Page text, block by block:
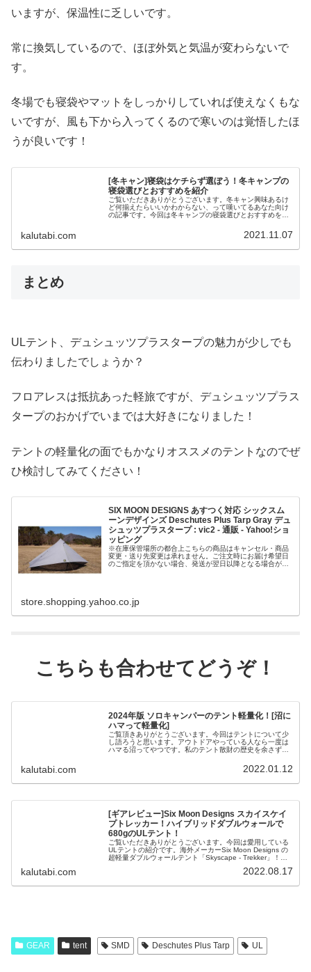
いますが、保温性に乏しいです。
常に換気しているので、ほぼ外気と気温が変わらないで
す。
冬場でも寝袋やマットをしっかりしていれば使えなくもな
いですが、風も下から入ってくるので寒いのは覚悟したほ
うが良いです！
[冬キャン]寝袋はケチらず選ぼう！冬キャンプの
寝袋選びとおすすめを紹介
ご覧いただきありがとうございます。冬キャン興味あるけ
ど何揃えたらいいかわからない、って嘆いてるあなた向け
の記事です。今回は冬キャンプの寝袋選びとおすすめを紹
kalutabi.com 2021.11.07
まとめ
ULテント、デュシュッツプラスタープの魅力が少しでも
伝わりましたでしょうか？
フロアレスは抵抗あった軽旅ですが、デュシュッツプラス
タープのおかげでいまでは大好きになりました！
テントの軽量化の面でもかなりオススメのテントなのでぜ
ひ検討してみてください！
SIX MOON DESIGNS あすつく対応 シックスム
ーンデザインズ Deschutes Plus Tarp Gray デュ
シュッツプラスタープ : vic2 - 通販 - Yahoo!ショ
ッピング
※在庫保管場所の都合上こちらの商品はキャンセル・商品
変更・送り先変更は承れません。ご注文時にお届け希望日
のご指定を頂かない場合、発送が翌日以降となる場合がご
store.shopping.yahoo.co.jp
こちらも合わせてどうぞ！
2024年版 ソロキャンパーのテント軽量化！[沼に
ハマって軽量化]
ご覧頂きありがとうございます。今回はテントについて少
し語ろうと思います。アウトドアやっている人なら一度は
ハマる沼ってやつです。私のテント散財の歴史を余さず載
kalutabi.com 2022.01.12
[ギアレビュー]Six Moon Designs スカイスケイ
プトレッカー！ハイブリッドダブルウォールで
680gのULテント！
ご覧いただきありがとうございます。今回は愛用している
ULテントの紹介です。海外メーカーSix Moon Designs の
超軽量ダブルウォールテント「Skyscape - Trekker」！ト
kalutabi.com 2022.08.17
GEAR tent SMD Deschutes Plus Tarp UL